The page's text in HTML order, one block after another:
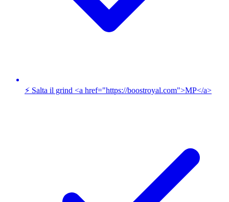
⚡ Salta il grind <a href="https://boostroyal.com">MP</a>